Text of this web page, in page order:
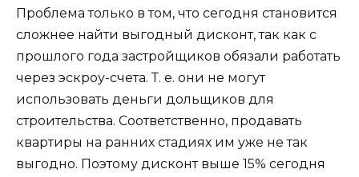
Проблема только в том, что сегодня становится
сложнее найти выгодный дисконт, так как с
прошлого года застройщиков обязали работать
через эскроу-счета. Т. е. они не могут
использовать деньги дольщиков для
строительства. Соответственно, продавать
квартиры на ранних стадиях им уже не так
выгодно. Поэтому дисконт выше 15% сегодня